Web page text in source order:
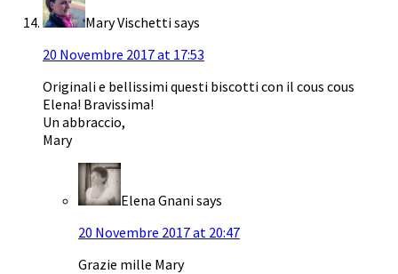
Mary Vischettisays
20 Novembre 2017 at 17:53
Originali e bellissimi questi biscotti con il cous cous
Elena! Bravissima!
Un abbraccio,
Mary
Elena Gnanisays
20 Novembre 2017 at 20:47
Grazie mille Mary